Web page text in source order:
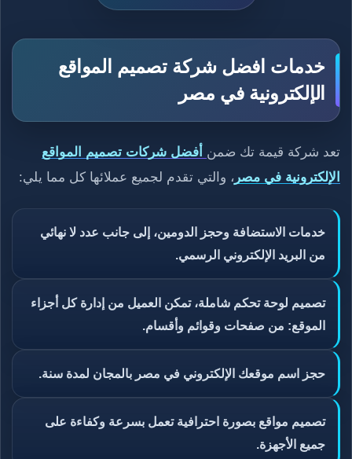
خدمات افضل شركة تصميم المواقع
الإلكترونية في مصر
تعد شركة قيمة تك ضمن أفضل شركات تصميم المواقع
الإلكترونية في مصر ، والتي تقدم لجميع عملائها كل مما يلي:
خدمات الاستضافة وحجز الدومين، إلى جانب عدد لا نهائي
من البريد الإلكتروني الرسمي.
تصميم لوحة تحكم شاملة، تمكن العميل من إدارة كل أجزاء
الموقع: من صفحات وقوائم وأقسام.
حجز اسم موقعك الإلكتروني في مصر بالمجان لمدة سنة.
تصميم مواقع بصورة احترافية تعمل بسرعة وكفاءة على
جميع الأجهزة.